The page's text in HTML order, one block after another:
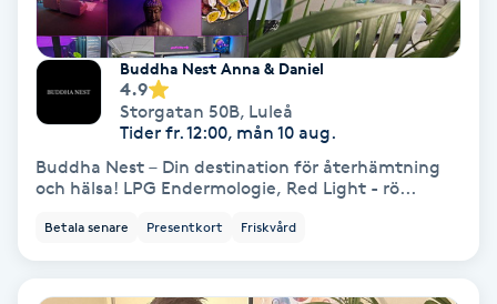
Pigmentfläckar
Plastikkirurgi
Powder brows
Power Yoga
PRP (Platelet Rich Plasma)
Buddha Nest Anna & Daniel
4.9
Storgatan 50B, Luleå
Tider fr. 12:00, mån 10 aug.
Buddha Nest – Din destination för återhämtning
och hälsa! LPG Endermologie, Red Light - rö...
Betala senare Presentkort Friskvård